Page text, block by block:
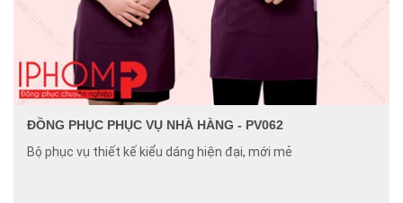
ĐỒNG PHỤC PHỤC VỤ NHÀ HÀNG - PV062
Bộ phục vụ thiết kế kiểu dáng hiện đại, mới mẻ